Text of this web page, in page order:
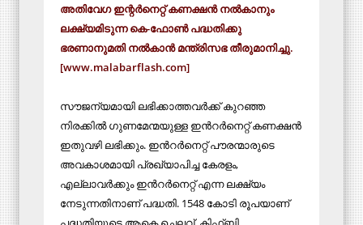
അതിവേഗ ഇന്റർനെറ്റ് കണക്ഷൻ നൽകാനും
ലക്ഷ്യമിടുന്ന കെ-ഫോൺ പദ്ധതിക്കു
ഭരണാനുമതി നൽകാൻ മന്ത്രിസഭ തീരുമാനിച്ചു.
[www.malabarflash.com]
സൗജന്യമായി ലഭിക്കാത്തവര്‍ക്ക് കുറഞ്ഞ
നിരക്കില്‍ ഗുണമേന്മയുള്ള ഇന്‍റര്‍നെറ്റ് കണക്ഷന്‍
ഇതുവഴി ലഭിക്കും. ഇന്‍റര്‍നെറ്റ് പൗരന്മാരുടെ
അവകാശമായി പ്രഖ്യാപിച്ച കേരളം,
എല്ലാവര്‍ക്കും ഇന്‍റര്‍നെറ്റ് എന്ന ലക്ഷ്യം
നേടുന്നതിനാണ് പദ്ധതി. 1548 കോടി രൂപയാണ്